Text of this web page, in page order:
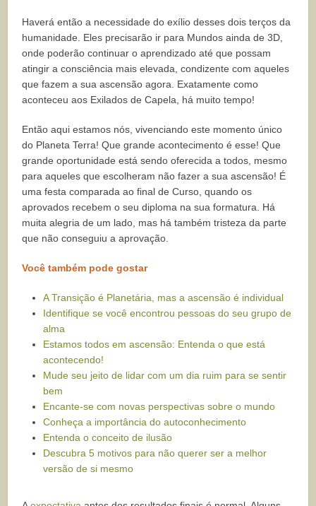
Haverá então a necessidade do exílio desses dois terços da
humanidade. Eles precisarão ir para Mundos ainda de 3D,
onde poderão continuar o aprendizado até que possam
atingir a consciência mais elevada, condizente com aqueles
que fazem a sua ascensão agora. Exatamente como
aconteceu aos Exilados de Capela, há muito tempo!
Então aqui estamos nós, vivenciando este momento único
do Planeta Terra! Que grande acontecimento é esse! Que
grande oportunidade está sendo oferecida a todos, mesmo
para aqueles que escolheram não fazer a sua ascensão! É
uma festa comparada ao final de Curso, quando os
aprovados recebem o seu diploma na sua formatura. Há
muita alegria de um lado, mas há também tristeza da parte
que não conseguiu a aprovação.
Você também pode gostar
A Transição é Planetária, mas a ascensão é individual
Identifique se você encontrou pessoas do seu grupo de
alma
Estamos todos em ascensão: Entenda o que está
acontecendo!
Mude seu jeito de lidar com um dia ruim para se sentir
bem
Encante-se com novas perspectivas sobre o mundo
Conheça a importância do autoconhecimento
Entenda o conceito de ilusão
Descubra 5 motivos para não querer ser a melhor
versão de si mesmo